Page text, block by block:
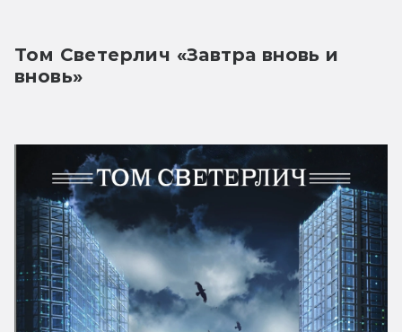
Том Светерлич «Завтра вновь и
вновь»